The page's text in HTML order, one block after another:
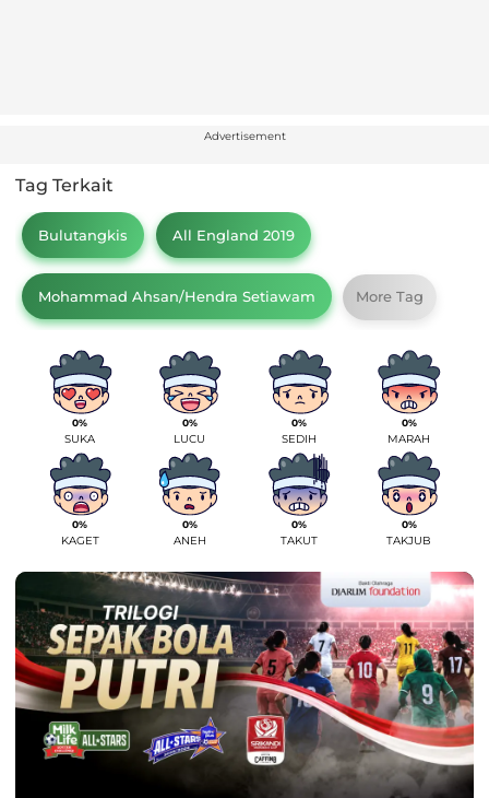
Advertisement
Tag Terkait
Bulutangkis All England 2019
Mohammad Ahsan/Hendra Setiawam More Tag
0%
SUKA
0%
LUCU
0%
SEDIH
0%
MARAH
0%
KAGET
0%
ANEH
0%
TAKUT
0%
TAKJUB